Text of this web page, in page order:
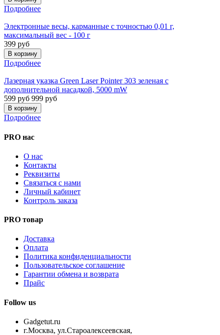
Подробнее
Электронные весы, карманные с точностью 0,01 г,
максимальный вес - 100 г
399 руб
Подробнее
Лазерная указка Green Laser Pointer 303 зеленая с
дополнительной насадкой, 5000 mW
599 руб 999 руб
Подробнее
PRO нас
О нас
Контакты
Реквизиты
Связаться с нами
Личный кабинет
Контроль заказа
PRO товар
Доставка
Оплата
Политика конфиденциальности
Пользовательское соглашение
Гарантии обмена и возврата
Прайс
Follow us
Gadgetut.ru
г.Москва, ул.Староалексеевская,